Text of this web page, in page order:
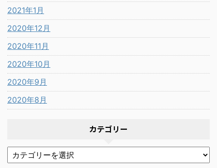
2021年1月
2020年12月
2020年11月
2020年10月
2020年9月
2020年8月
カテゴリー